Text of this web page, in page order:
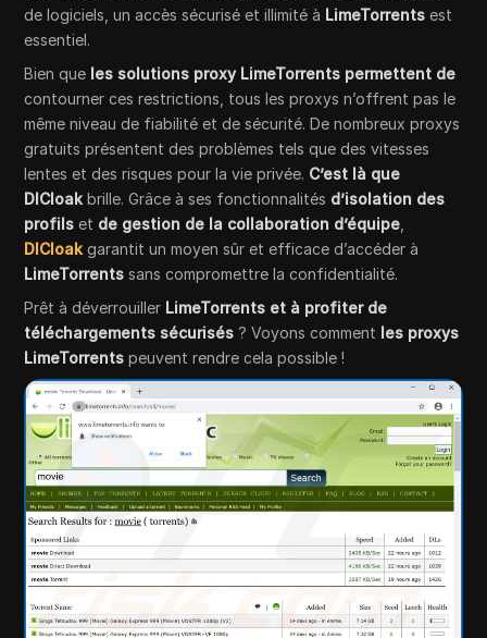
de logiciels, un accès sécurisé et illimité à LimeTorrents est
essentiel.
Bien que les solutions proxy LimeTorrents permettent de
contourner ces restrictions, tous les proxys n’offrent pas le
même niveau de fiabilité et de sécurité. De nombreux proxys
gratuits présentent des problèmes tels que des vitesses
lentes et des risques pour la vie privée. C’est là que
DICloak brille. Grâce à ses fonctionnalités d’isolation des
profils et de gestion de la collaboration d’équipe
DICloakgarantit un moyen sûr et efficace d’accéder à
LimeTorrents sans compromettre la confidentialité.
Prêt à déverrouiller LimeTorrents et à profiter de
téléchargements sécurisés ? Voyons comment les proxys
LimeTorrents peuvent rendre cela possible !